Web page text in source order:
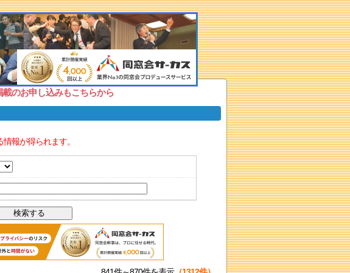
のお申し込みもこちらから
報が得られます。